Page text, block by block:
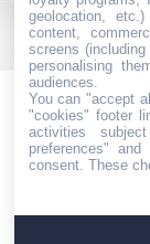
geolocation,
content,
screens
personalising
audiences.
You can "accept
"cookies" footer
activities
preferences"
consent. These